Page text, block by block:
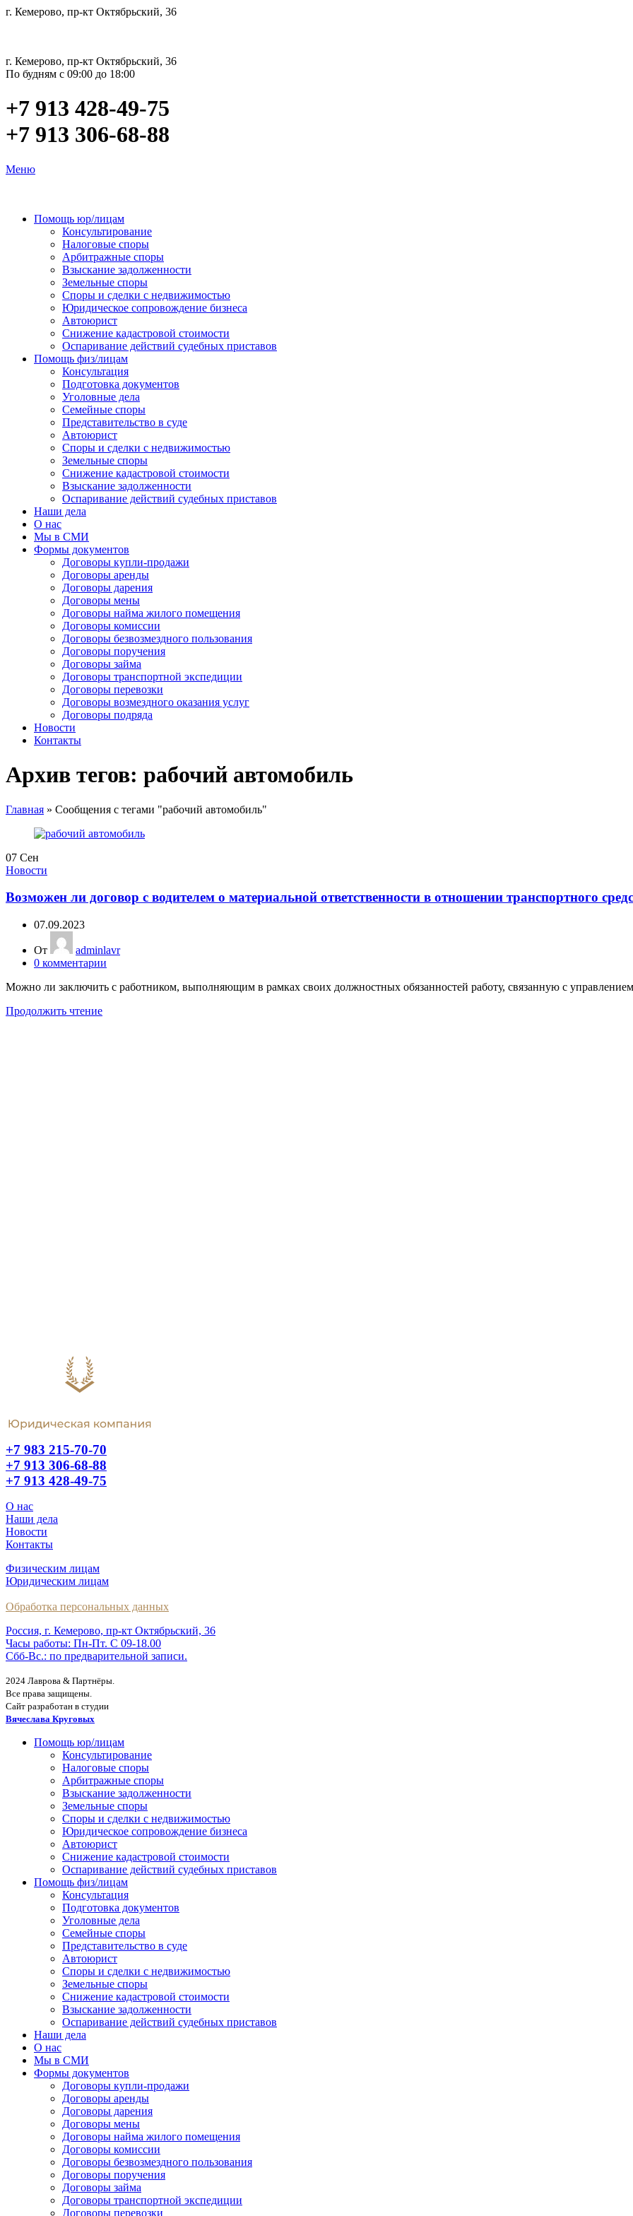
г. Кемерово, пр-кт Октябрьский, 36
г. Кемерово, пр-кт Октябрьский, 36
По будням с 09:00 до 18:00
+7 913 428-49-75
+7 913 306-68-88
Меню
Помощь юр/лицам
Консультирование
Налоговые споры
Арбитражные споры
Взыскание задолженности
Земельные споры
Споры и сделки с недвижимостью
Юридическое сопровождение бизнеса
Автоюрист
Снижение кадастровой стоимости
Оспаривание действий судебных приставов
Помощь физ/лицам
Консультация
Подготовка документов
Уголовные дела
Семейные споры
Представительство в суде
Автоюрист
Споры и сделки с недвижимостью
Земельные споры
Снижение кадастровой стоимости
Взыскание задолженности
Оспаривание действий судебных приставов
Наши дела
О нас
Мы в СМИ
Формы документов
Договоры купли-продажи
Договоры аренды
Договоры дарения
Договоры мены
Договоры найма жилого помещения
Договоры комиссии
Договоры безвозмездного пользования
Договоры поручения
Договоры займа
Договоры транспортной экспедиции
Договоры перевозки
Договоры возмездного оказания услуг
Договоры подряда
Новости
Контакты
Архив тегов: рабочий автомобиль
Главная » Сообщения с тегами "рабочий автомобиль"
07 Сен
Новости
Возможен ли договор с водителем о материальной ответственности в отношении транспортного
07.09.2023
От
adminlavr
0 комментарии
Можно ли заключить с работником, выполняющим в рамках своих должностных обязанностей работу, связанную с
Продолжить чтение
+7 983 215-70-70
+7 913 306-68-88
+7 913 428-49-75
О нас
Наши дела
Новости
Контакты
Физическим лицам
Юридическим лицам
Обработка персональных данных
Россия, г. Кемерово, пр-кт Октябрьский, 36
Часы работы: Пн-Пт. С 09-18.00
Сбб-Вс.: по предварительной записи.
2024 Лаврова & Партнёры.
Все права защищены.
Сайт разработан в студии
Вячеслава Круговых
Помощь юр/лицам
Консультирование
Налоговые споры
Арбитражные споры
Взыскание задолженности
Земельные споры
Споры и сделки с недвижимостью
Юридическое сопровождение бизнеса
Автоюрист
Снижение кадастровой стоимости
Оспаривание действий судебных приставов
Помощь физ/лицам
Консультация
Подготовка документов
Уголовные дела
Семейные споры
Представительство в суде
Автоюрист
Споры и сделки с недвижимостью
Земельные споры
Снижение кадастровой стоимости
Взыскание задолженности
Оспаривание действий судебных приставов
Наши дела
О нас
Мы в СМИ
Формы документов
Договоры купли-продажи
Договоры аренды
Договоры дарения
Договоры мены
Договоры найма жилого помещения
Договоры комиссии
Договоры безвозмездного пользования
Договоры поручения
Договоры займа
Договоры транспортной экспедиции
Договоры перевозки